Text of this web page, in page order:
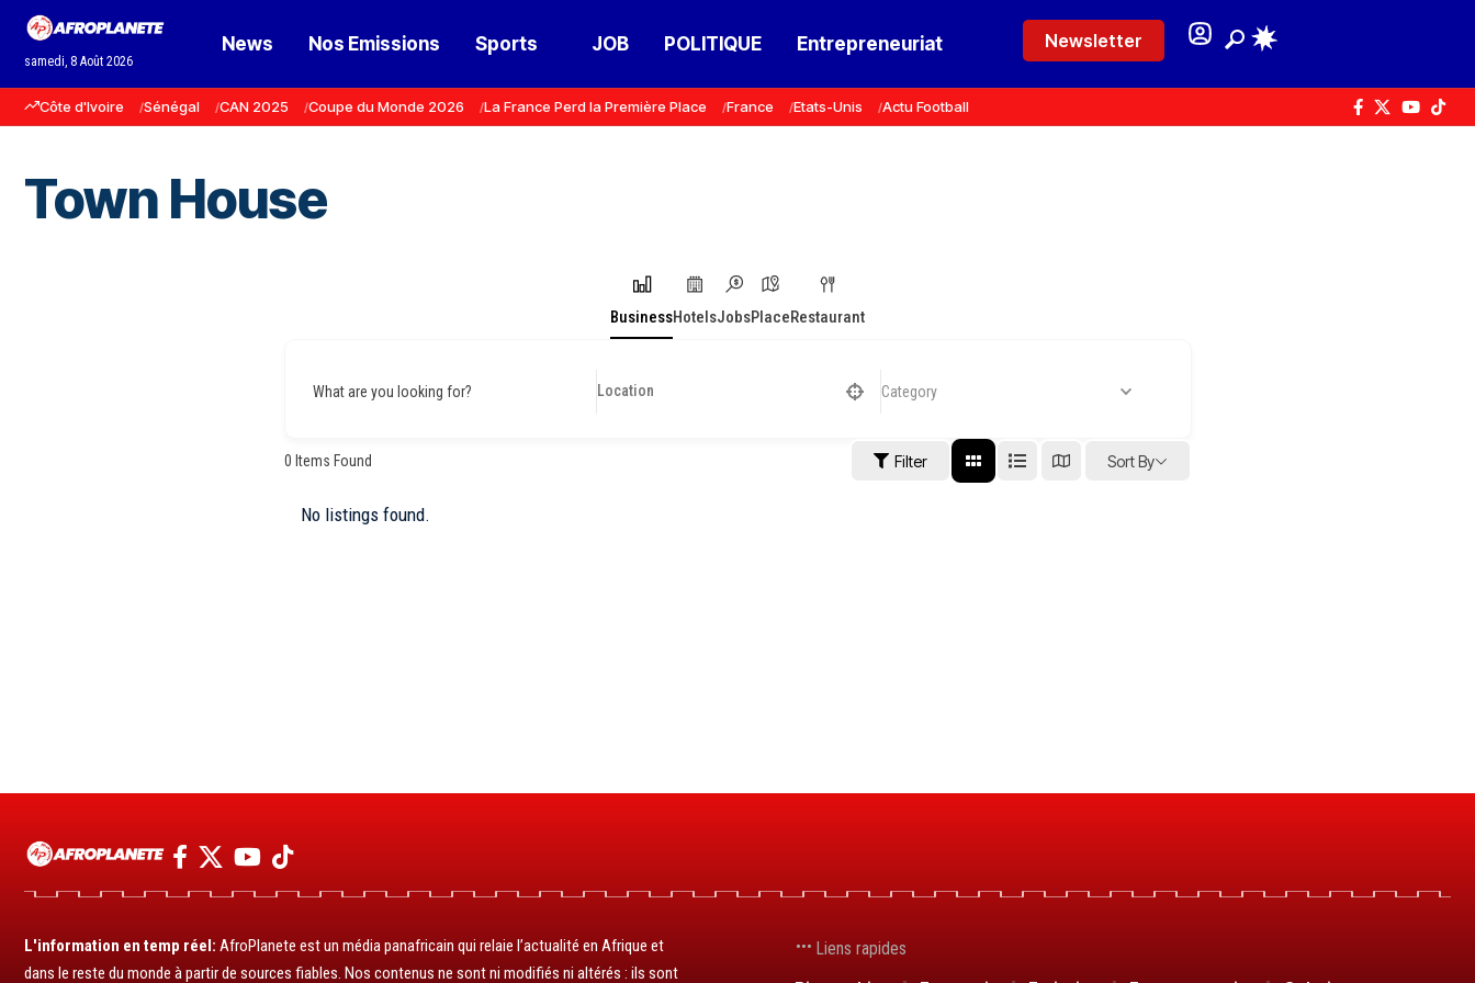
samedi, 8 Août 2026
News Nos Emissions Sports JOB POLITIQUE Entrepreneuriat Newsletter
Côte d'Ivoire Sénégal CAN 2025 Coupe du Monde 2026 La France Perd la Première Place France Etats-Unis Actu Football
Town House
BusinessHotelsJobsPlaceRestaurant
What are you looking for? Category
0 Items Found Filter Sort By
No listings found.
L'information en temp réel: AfroPlanete est un média panafricain qui relaie l’actualité en Afrique et
dans le reste du monde à partir de sources fiables. Nos contenus ne sont ni modifiés ni altérés : ils sont
Liens rapides